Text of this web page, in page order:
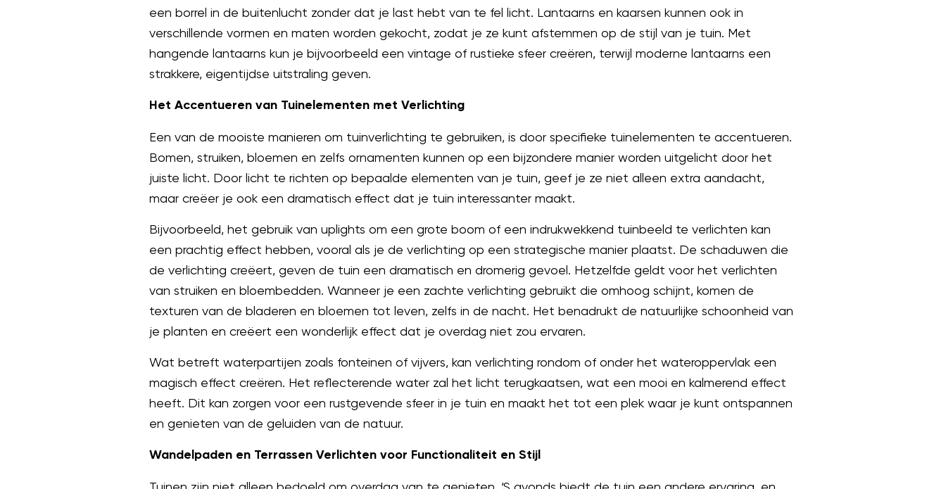
een borrel in de buitenlucht zonder dat je last hebt van te fel licht. Lantaarns en kaarsen kunnen ook in
verschillende vormen en maten worden gekocht, zodat je ze kunt afstemmen op de stijl van je tuin. Met
hangende lantaarns kun je bijvoorbeeld een vintage of rustieke sfeer creëren, terwijl moderne lantaarns een
strakkere, eigentijdse uitstraling geven.
Het Accentueren van Tuinelementen met Verlichting
Een van de mooiste manieren om tuinverlichting te gebruiken, is door specifieke tuinelementen te accentueren.
Bomen, struiken, bloemen en zelfs ornamenten kunnen op een bijzondere manier worden uitgelicht door het
juiste licht. Door licht te richten op bepaalde elementen van je tuin, geef je ze niet alleen extra aandacht,
maar creëer je ook een dramatisch effect dat je tuin interessanter maakt.
Bijvoorbeeld, het gebruik van uplights om een grote boom of een indrukwekkend tuinbeeld te verlichten kan
een prachtig effect hebben, vooral als je de verlichting op een strategische manier plaatst. De schaduwen die
de verlichting creëert, geven de tuin een dramatisch en dromerig gevoel. Hetzelfde geldt voor het verlichten
van struiken en bloembedden. Wanneer je een zachte verlichting gebruikt die omhoog schijnt, komen de
texturen van de bladeren en bloemen tot leven, zelfs in de nacht. Het benadrukt de natuurlijke schoonheid van
je planten en creëert een wonderlijk effect dat je overdag niet zou ervaren.
Wat betreft waterpartijen zoals fonteinen of vijvers, kan verlichting rondom of onder het wateroppervlak een
magisch effect creëren. Het reflecterende water zal het licht terugkaatsen, wat een mooi en kalmerend effect
heeft. Dit kan zorgen voor een rustgevende sfeer in je tuin en maakt het tot een plek waar je kunt ontspannen
en genieten van de geluiden van de natuur.
Wandelpaden en Terrassen Verlichten voor Functionaliteit en Stijl